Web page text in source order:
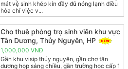
mát vệ sinh khép kín đầy đủ nóng lạnh điều
hòa chỉ việc v...
Cho thuê phòng trọ sinh viên khu vực
Tân Dương, Thủy Nguyên, HP
1,000,000 VNĐ
Gần khu visip thủy nguyên, gần chợ tân
dương họp sáng chiều, gần trường học cấp 1